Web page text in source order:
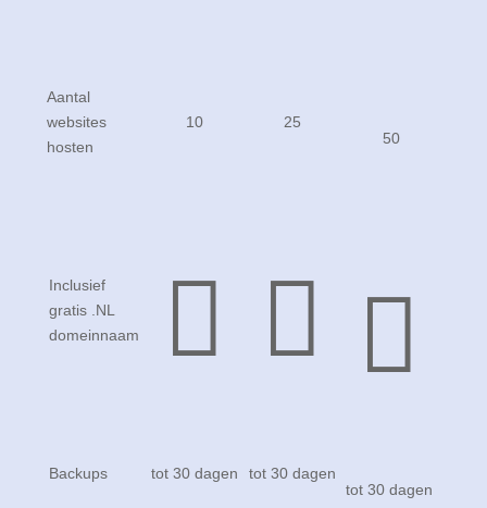
Aantal
websites
hosten
10
25
50
Inclusief
gratis .NL
domeinnaam
  
Backups tot 30 dagen
tot 30 dagen
tot 30 dagen